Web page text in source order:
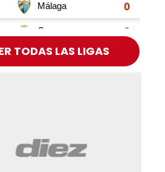
TODAS LAS LIGAS